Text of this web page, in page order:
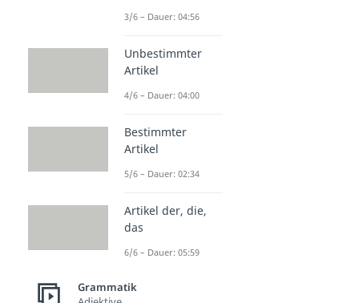
3/6 – Dauer: 04:56
Unbestimmter
Artikel
4/6 – Dauer: 04:00
Bestimmter
Artikel
5/6 – Dauer: 02:34
Artikel der, die,
das
6/6 – Dauer: 05:59
Grammatik